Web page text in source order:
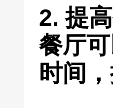
2. 提
餐厅
时间